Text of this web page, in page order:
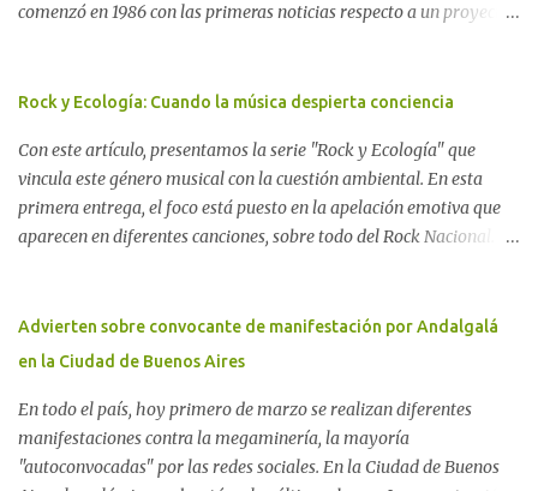
comenzó en 1986 con las primeras noticias respecto a un proyecto
proyecto legislativo nacional al respecto. En este artículo, la
Movimiento Antinuclear de Chubut (MACH) liderada por Javier
Rodríguez Pardo, como una lección de rebelión democrática
territorial frente a las imposiciones de la tecnocracia nuclear
globalizada. Dossier N° 3 "La crisis nuclear en el mundo. A 10 años
Dukal.
Rock y Ecología: Cuando la música despierta conciencia
Con este artículo, presentamos la serie "Rock y Ecología" que
vincula este género musical con la cuestión ambiental. En esta
primera entrega, el foco está puesto en la apelación emotiva que
aparecen en diferentes canciones, sobre todo del Rock Nacional.
Carolina Aponte La Madre Tierra se escucha en las canciones del
Rock Nacional.
Advierten sobre convocante de manifestación por Andalgalá
en la Ciudad de Buenos Aires
En todo el país, hoy primero de marzo se realizan diferentes
manifestaciones contra la megaminería, la mayoría
"autoconvocadas" por las redes sociales. En la Ciudad de Buenos